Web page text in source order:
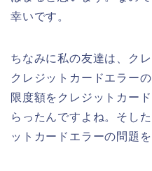
幸いです。
ちなみに私の友達は、ク
クレジットカードエラー
限度額をクレジットカー
らったんですよね。そし
ットカードエラーの問題